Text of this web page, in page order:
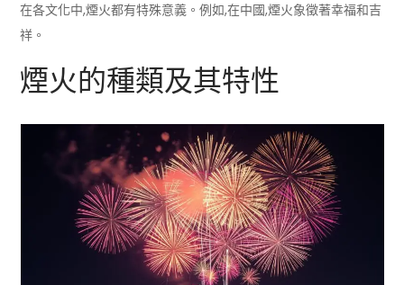
在各文化中,煙火都有特殊意義。例如,在中國,煙火象徵著幸福和吉
祥。
煙火的種類及其特性